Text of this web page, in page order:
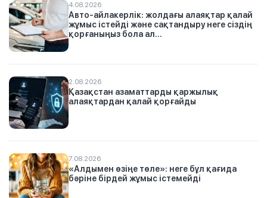
4.08.2026
Авто-айлакерлік: жолдағы алаяқтар қалай
жұмыс істейді және сақтандыру неге сіздің
қорғаныңыз бола ал...
2.08.2026
Қазақстан азаматтарды қаржылық
алаяқтардан қалай қорғайды
7.08.2026
«Алдымен өзіңе төле»: неге бұл қағида
бәріне бірдей жұмыс істемейді